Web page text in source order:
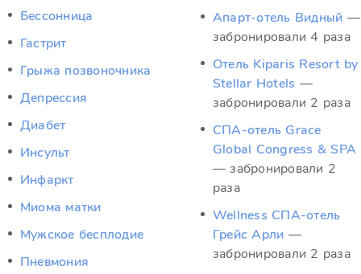
Бессонница
Гастрит
Грыжа позвоночника
Депрессия
Диабет
Инсульт
Инфаркт
Миома матки
Мужское бесплодие
Пневмония
Апарт-отель Видный —
забронировали 4 раза
Отель Kiparis Resort by
Stellar Hotels —
забронировали 2 раза
СПА-отель Grace
Global Congress & SPA
— забронировали 2
раза
Wellness СПА‑отель
Грейс Арли —
забронировали 2 раза